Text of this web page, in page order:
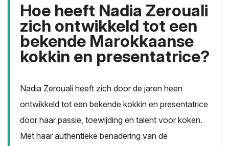
Hoe heeft Nadia Zerouali
zich ontwikkeld tot een
bekende Marokkaanse
kokkin en presentatrice?
Nadia Zerouali heeft zich door de jaren heen
ontwikkeld tot een bekende kokkin en presentatrice
door haar passie, toewijding en talent voor koken.
Met haar authentieke benadering van de